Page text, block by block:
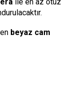
beyaz cam